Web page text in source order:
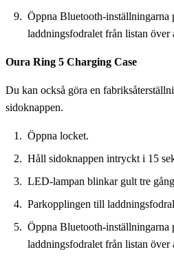
Öppna Bluetooth-inställningarna
laddningsfodralet från listan över
Oura Ring 5 Charging Case
Du kan också göra en
sidoknappen.
Öppna locket.
Håll sidoknappen intryckt i 15
LED-lampan blinkar gult tre
Parkopplingen till
Öppna Bluetooth-inställningarna
laddningsfodralet från listan över